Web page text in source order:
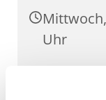
Uhr
GH